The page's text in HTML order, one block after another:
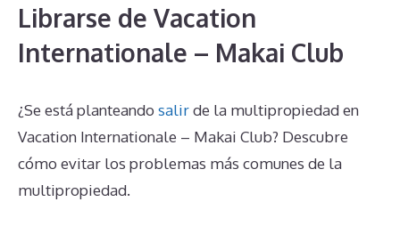
Librarse de Vacation
Internationale – Makai Club
¿Se está planteando salirde la multipropiedad en
Vacation Internationale – Makai Club? Descubre
cómo evitar los problemas más comunes de la
multipropiedad.